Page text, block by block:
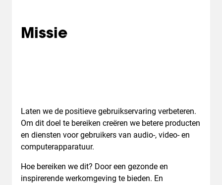
Missie
Laten we de positieve gebruikservaring verbeteren.
Om dit doel te bereiken creëren we betere producten
en diensten voor gebruikers van audio-, video- en
computerapparatuur.
Hoe bereiken we dit? Door een gezonde en
inspirerende werkomgeving te bieden. En